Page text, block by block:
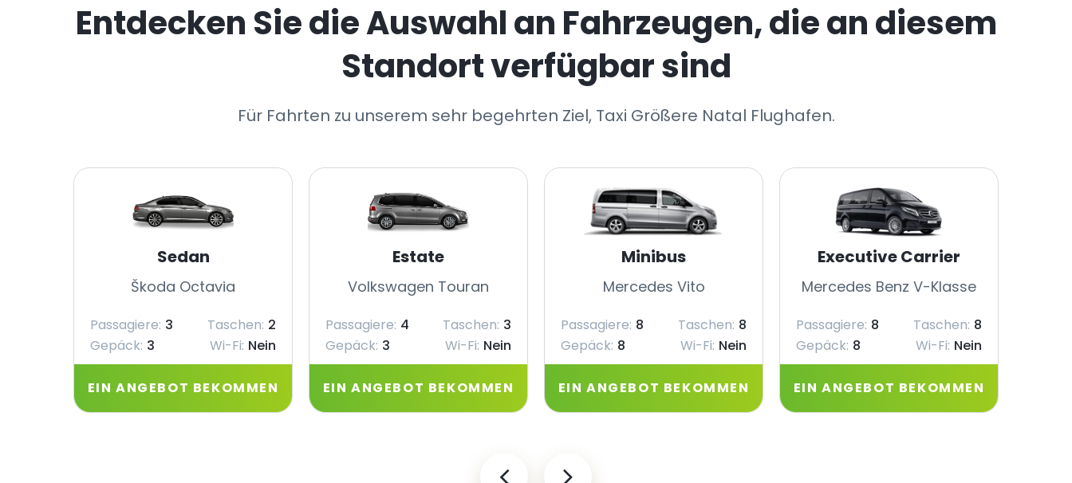
Entdecken Sie die Auswahl an Fahrzeugen, die an diesem
Standort verfügbar sind
Für Fahrten zu unserem sehr begehrten Ziel, Taxi Größere Natal Flughafen.
Sedan
Škoda Octavia
Passagiere: 3 Taschen: 2
Gepäck: 3 Wi-Fi: Nein
EIN ANGEBOT BEKOMMEN
Estate
Volkswagen Touran
Passagiere: 4 Taschen: 3
Gepäck: 3 Wi-Fi: Nein
EIN ANGEBOT BEKOMMEN
Minibus
Mercedes Vito
Passagiere: 8 Taschen: 8
Gepäck: 8 Wi-Fi: Nein
EIN ANGEBOT BEKOMMEN
Executive Carrier
Mercedes Benz V-Klasse
Passagiere: 8 Taschen: 8
Gepäck: 8 Wi-Fi: Nein
EIN ANGEBOT BEKOMMEN